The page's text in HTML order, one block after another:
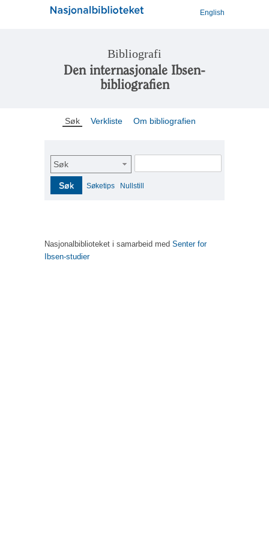
English
Bibliografi
Den internasjonale Ibsen-
bibliografien
Søk Verkliste Om bibliografien
Søk
Søk Søketips Nullstill
Nasjonalbiblioteket i samarbeid med Senter for
Ibsen-studier